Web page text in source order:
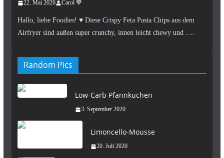
22. Mai 2026 Carol 💙
Hallo, liebe Foodies! ♥︎ Diese Crispy Feta Pasta Chips aus dem
Airfryer sind außen super crunchy, innen leicht chewy und ….
Random Pics
Low-Carb Pfannkuchen
3. September 2020
Limoncello-Mousse
20. Juli 2020